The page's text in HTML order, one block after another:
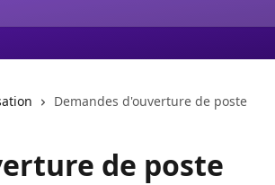
Demandes d'ouverture de poste
de poste